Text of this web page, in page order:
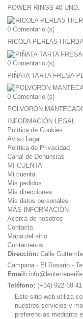
POWER RINGS 40 UND.
0 Comentario (s)
RICOLA PERLAS
0 Comentario (s)
PIÑATA TARTA FRESA
0 Comentario (s)
POLVORON
INFORMACIÓN LEGAL
Política de Cookies
Aviso Legal
Política de Privacidad
Canal de Denuncias
MI CUENTA
Mi cuenta
Mis pedidos
Mis direcciones
Mis datos personales
MÁS INFORMACIÓN
Acerca de nosotros
Contacta
Mapa del sitio
Contáctenos
Dirección: Calle
Campana - El Rosario -
Email:
Teléfono: (+34) 922 68
Este sitio web utiliza
nuestros servicios y
preferencias mediante